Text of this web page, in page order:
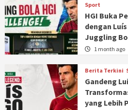
Sport
HGI Buka
dengan
Juggling
1 month ago
Berita Terkini
Gandeng
yang Lebih